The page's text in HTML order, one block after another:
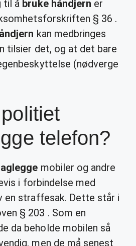
til å bruke håndjern er
§ 36 .
kan medbringes
tilsier det, og at det bare
(nødverge
telefon?
mobiler og andre
i forbindelse med
en straffesak. Dette står i
§ 203 . Som en
da beholde mobilen så
men de må senest